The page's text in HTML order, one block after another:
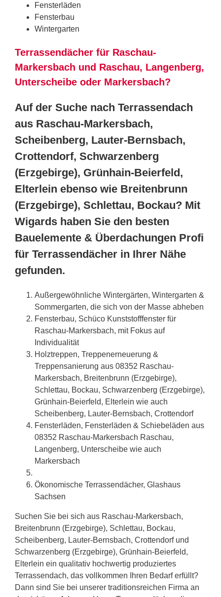
Fensterläden
Fensterbau
Wintergarten
Terrassendächer für Raschau-
Markersbach und Raschau, Langenberg,
Unterscheibe oder Markersbach?
Auf der Suche nach Terrassendach
aus Raschau-Markersbach,
Scheibenberg, Lauter-Bernsbach,
Crottendorf, Schwarzenberg
(Erzgebirge), Grünhain-Beierfeld,
Elterlein ebenso wie Breitenbrunn
(Erzgebirge), Schlettau, Bockau? Mit
Wigards haben Sie den besten
Bauelemente & Überdachungen Profi
für Terrassendächer in Ihrer Nähe
gefunden.
Außergewöhnliche Wintergärten, Wintergarten &
Sommergarten, die sich von der Masse abheben
Fensterbau, Schüco Kunststofffenster für
Raschau-Markersbach, mit Fokus auf
Individualität
Holztreppen, Treppenerneuerung &
Treppensanierung aus 08352 Raschau-
Markersbach, Breitenbrunn (Erzgebirge),
Schlettau, Bockau, Schwarzenberg (Erzgebirge),
Grünhain-Beierfeld, Elterlein wie auch
Scheibenberg, Lauter-Bernsbach, Crottendorf
Fensterläden, Fensterläden & Schiebeläden aus
08352 Raschau-Markersbach Raschau,
Langenberg, Unterscheibe wie auch
Markersbach
Ökonomische Terrassendächer, Glashaus
Sachsen
Suchen Sie bei sich aus Raschau-Markersbach,
Breitenbrunn (Erzgebirge), Schlettau, Bockau,
Scheibenberg, Lauter-Bernsbach, Crottendorf und
Schwarzenberg (Erzgebirge), Grünhain-Beierfeld,
Elterlein ein qualitativ hochwertig produziertes
Terrassendach, das vollkommen Ihren Bedarf erfüllt?
Dann sind Sie bei unserer traditionsreichen Firma an